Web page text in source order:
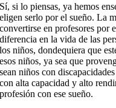
Sí, si lo piensas, ya hemos
eligen serlo por el sueño. La
convertirse en profesores por
diferencia en la vida de las
los niños, dondequiera que
esos niños, ya sea que
sean niños con
con alta capacidad y alto
profesión con ese sueño.